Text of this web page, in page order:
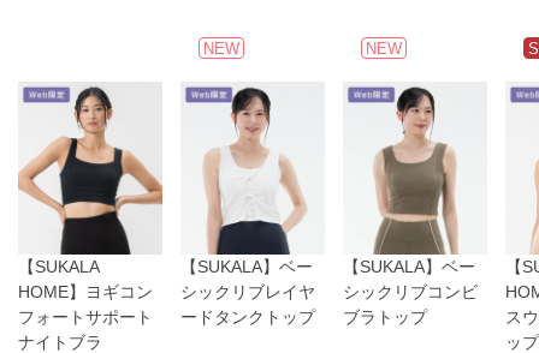
【SUKALA
HOME】ヨギコン
フォートサポート
ナイトブラ
NEW
【SUKALA】ベー
シックリブレイヤ
ードタンクトップ
NEW
【SUKALA】ベー
シックリブコンビ
ブラトップ
【
ス
ップ